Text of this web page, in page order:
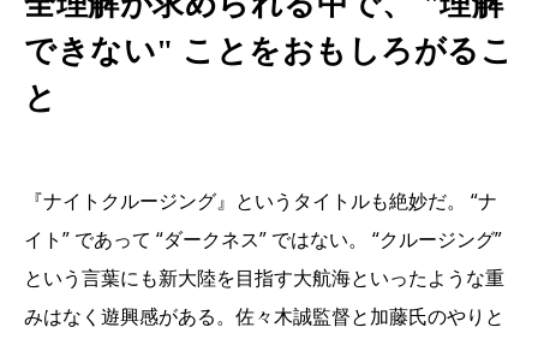
できない" ことをおもしろがるこ
と
『ナイトクルージング』というタイトルも絶妙だ。 “ナ
イト” であって “ダークネス” ではない。 “クルージング”
という言葉にも新大陸を目指す大航海といったような重
みはなく遊興感がある。佐々木誠監督と加藤氏のやりと